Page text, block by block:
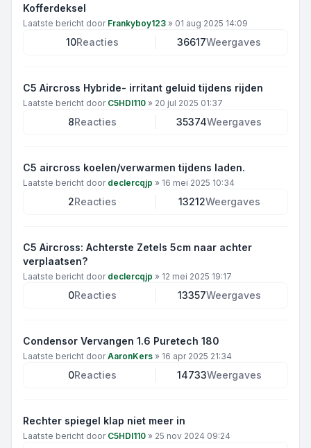
Kofferdeksel
Laatste bericht door Frankyboy123 » 01 aug 2025 14:09
10Reacties 36617Weergaves
C5 Aircross Hybride- irritant geluid tijdens rijden
Laatste bericht door C5HDI110 » 20 jul 2025 01:37
8Reacties 35374Weergaves
C5 aircross koelen/verwarmen tijdens laden.
Laatste bericht door declercqjp » 16 mei 2025 10:34
2Reacties 13212Weergaves
C5 Aircross: Achterste Zetels 5cm naar achter
verplaatsen?
Laatste bericht door declercqjp » 12 mei 2025 19:17
0Reacties 13357Weergaves
Condensor Vervangen 1.6 Puretech 180
Laatste bericht doorAaronKers » 16 apr 2025 21:34
0Reacties 14733Weergaves
Rechter spiegel klap niet meer in
Laatste bericht door C5HDI110 » 25 nov 2024 09:24